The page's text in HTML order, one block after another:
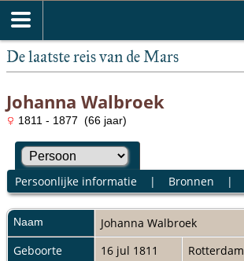
De laatste reis van de Mars
Johanna Walbroek
1811 - 1877 (66 jaar)
Persoonlijke informatie| Bronnen |
Naam Johanna Walbroek
Geboorte
16 jul 1811
Rotterdam